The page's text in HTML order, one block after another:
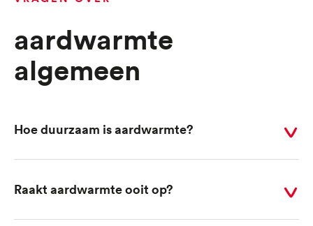
aardwarmte
algemeen
Selecteer
Hoe duurzaam is aardwarmte?
Selecteer
Raakt aardwarmte ooit op?